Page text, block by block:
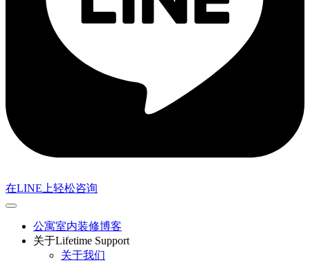
在LINE上轻松咨询
公寓室内装修博客
关于Lifetime Support
关于我们